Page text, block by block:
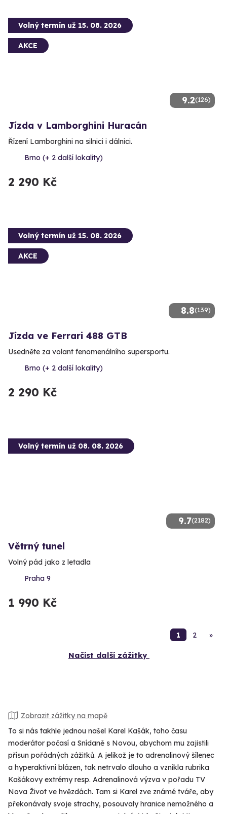
9.2(126)
Volný termín už 15. 08. 2026
AKCE
Jízda v Lamborghini Huracán
Řízení Lamborghini na silnici i dálnici.
Brno (+ 2 další lokality)
2 290 Kč
8.8(139)
Volný termín už 15. 08. 2026
AKCE
Jízda ve Ferrari 488 GTB
Usedněte za volant fenomenálního supersportu.
Brno (+ 2 další lokality)
2 290 Kč
9.7(2182)
Volný termín už 08. 08. 2026
Větrný tunel
Volný pád jako z letadla
Praha 9
1 990 Kč
1 2 »
Načíst další zážitky
Zobrazit zážitky na mapě
To si nás takhle jednou našel Karel Kašák, toho času
moderátor počasí a Snídaně s Novou, abychom mu zajistili
přísun pořádných zážitků. A jelikož je to adrenalinový šílenec
a hyperaktivní blázen, tak netrvalo dlouho a vznikla rubrika
Kašákovy extrémy resp. Adrenalinová výzva v pořadu TV
Nova Život ve hvězdách. Tam si Karel zve známé tváře, aby
překonávaly svoje strachy, posouvaly hranice nemožného a